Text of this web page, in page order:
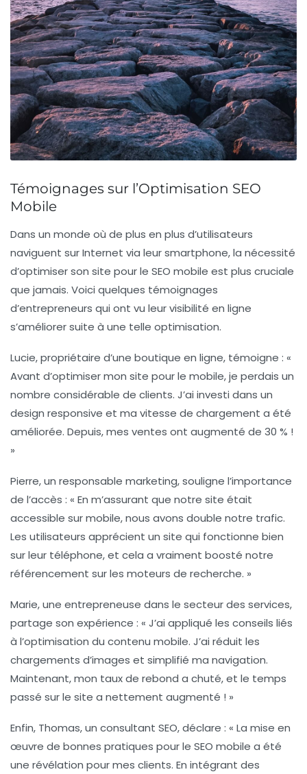
Témoignages sur l’Optimisation SEO
Mobile
Dans un monde où de plus en plus d’utilisateurs
naviguent sur Internet via leursmartphone, la nécessité
d’optimiser son site pour le SEO mobile est plus cruciale
que jamais. Voici quelques témoignages
d’entrepreneurs qui ont vu leur visibilité en ligne
s’améliorer suite à une telle optimisation.
Lucie, propriétaire d’une boutique en ligne, témoigne : «
Avant d’optimiser mon site pour le mobile, je perdais un
nombre considérable de clients. J’ai investi dans un
design responsive et ma vitesse de chargement a été
améliorée. Depuis, mes ventes ont augmenté de 30 % !
»
Pierre, un responsable marketing, souligne l’importance
de l’accès : « En m’assurant que notre site était
accessible sur mobile, nous avons double notre trafic.
Les utilisateurs apprécient un site qui fonctionne bien
sur leur téléphone, et cela a vraiment boosté notre
référencement sur les moteurs de recherche. »
Marie, une entrepreneuse dans le secteur des services,
partage son expérience : « J’ai appliqué les conseils liés
à l’optimisation du contenu mobile. J’ai réduit les
chargements d’images et simplifié ma navigation.
Maintenant, mon taux de rebond a chuté, et le temps
passé sur le site a nettement augmenté ! »
Enfin, Thomas, un consultant SEO, déclare : « La mise en
œuvre de bonnes pratiques pour le SEO mobile a été
une révélation pour mes clients. En intégrant des